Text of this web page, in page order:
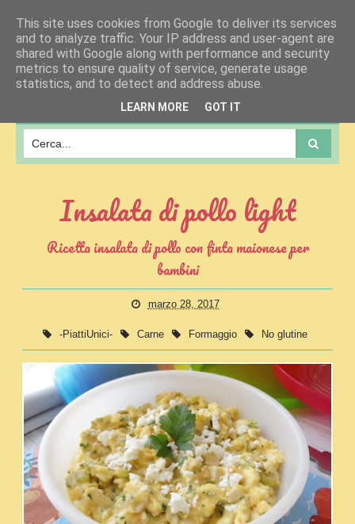
Insalata di pollo light
Ricetta insalata di pollo con finta maionese per
bambini
marzo 28, 2017
-PiattiUnici- Carne Formaggio No glutine
This site uses cookies from Google to deliver its services
and to analyze traffic. Your IP address and user-agent are
shared with Google along with performance and security
metrics to ensure quality of service, generate usage
statistics, and to detect and address abuse.
LEARN MORE GOT IT